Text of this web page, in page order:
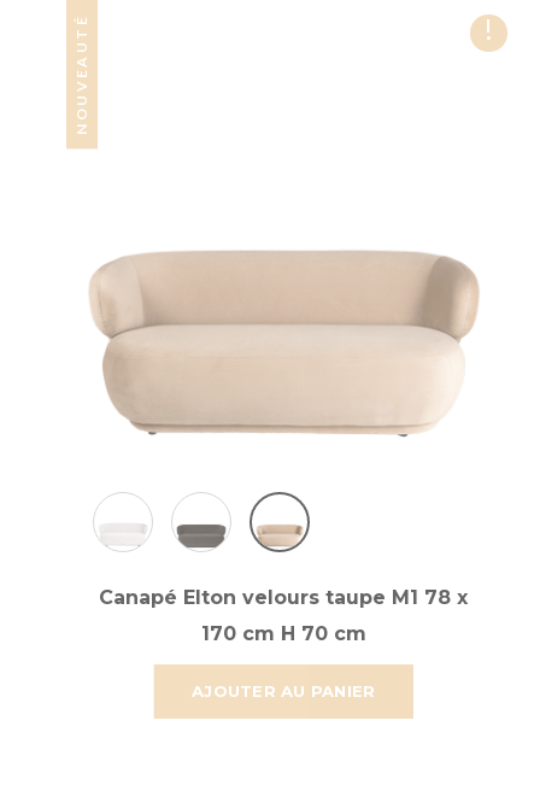
!
NOUVEAUTÉ
AJOUTER AU PANIER
Canapé Elton velours taupe M1 78 x
170 cm H 70 cm